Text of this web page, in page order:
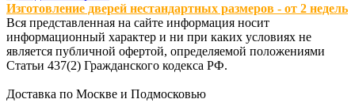
Изготовление дверей нестандартных размеров - от 2 недель
Вся представленная на сайте информация носит
информационный характер и ни при каких условиях не
является публичной офертой, определяемой положениями
Статьи 437(2) Гражданского кодекса РФ.
Доставка по Москве и Подмосковью